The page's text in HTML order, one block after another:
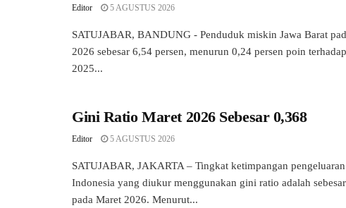
Editor 5 AGUSTUS 2026
SATUJABAR, BANDUNG - Penduduk miskin Jawa Barat
2026 sebesar 6,54 persen, menurun 0,24 persen poin
2025...
Gini Ratio Maret 2026 Sebesar 0,368
Editor 5 AGUSTUS 2026
SATUJABAR, JAKARTA – Tingkat ketimpangan
Indonesia yang diukur menggunakan gini ratio adalah
pada Maret 2026. Menurut...